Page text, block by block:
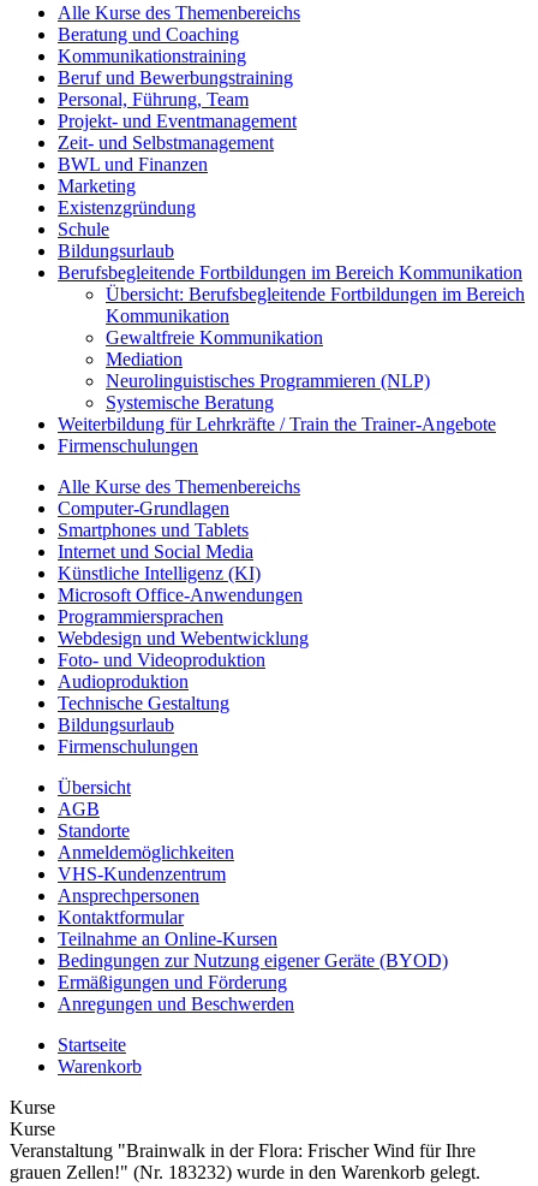
Alle Kurse des Themenbereichs
Beratung und Coaching
Kommunikationstraining
Beruf und Bewerbungstraining
Personal, Führung, Team
Projekt- und Eventmanagement
Zeit- und Selbstmanagement
BWL und Finanzen
Marketing
Existenzgründung
Schule
Bildungsurlaub
Berufsbegleitende Fortbildungen im Bereich Kommunikation
Übersicht: Berufsbegleitende Fortbildungen im Bereich
Kommunikation
Gewaltfreie Kommunikation
Mediation
Neurolinguistisches Programmieren (NLP)
Systemische Beratung
Weiterbildung für Lehrkräfte / Train the Trainer-Angebote
Firmenschulungen
Alle Kurse des Themenbereichs
Computer-Grundlagen
Smartphones und Tablets
Internet und Social Media
Künstliche Intelligenz (KI)
Microsoft Office-Anwendungen
Programmiersprachen
Webdesign und Webentwicklung
Foto- und Videoproduktion
Audioproduktion
Technische Gestaltung
Bildungsurlaub
Firmenschulungen
Übersicht
AGB
Standorte
Anmeldemöglichkeiten
VHS-Kundenzentrum
Ansprechpersonen
Kontaktformular
Teilnahme an Online-Kursen
Bedingungen zur Nutzung eigener Geräte (BYOD)
Ermäßigungen und Förderung
Anregungen und Beschwerden
Startseite
Warenkorb
Kurse
Kurse
Veranstaltung "Brainwalk in der Flora: Frischer Wind für Ihre
grauen Zellen!" (Nr. 183232) wurde in den Warenkorb gelegt.